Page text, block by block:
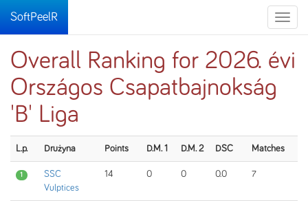
Toggle
SoftPeelR
Overall Ranking for 2026. évi
Országos Csapatbajnokság
'B' Liga
L.p. Drużyna Points D.M. 1 D.M. 2 DSC Matches
1
SSC
Vulptices
14 0 0 0.0 7